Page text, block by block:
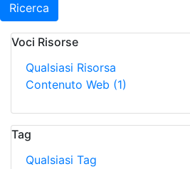
Ricerca
Voci Risorse
Qualsiasi Risorsa
Contenuto Web (1)
Tag
Qualsiasi Tag